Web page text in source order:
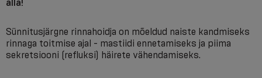
alla!
Sünnitusjärgne rinnahoidja on mõeldud naiste kandmiseks
rinnaga toitmise ajal - mastiidi ennetamiseks ja piima
sekretsiooni (refluksi) häirete vähendamiseks.